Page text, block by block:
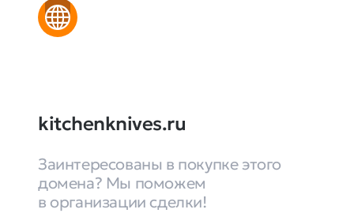
kitchenknives.ru
Заинтересованы в покупке этого
домена? Мы поможем
в организации сделки!